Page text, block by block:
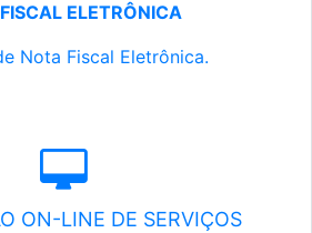
ELETRÔNICA
Nota Fiscal Eletrônica.
ON-LINE DE SERVIÇOS